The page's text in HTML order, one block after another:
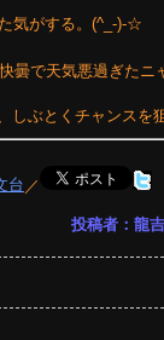
気がする。(^_-)-☆
曇で天気悪過ぎたニ
しぶとくチャンス
台 ／
投稿者：龍